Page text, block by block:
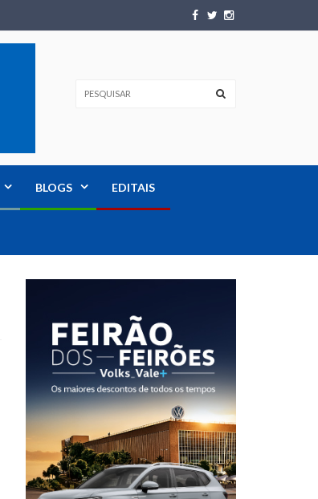
BLOGS EDITAIS